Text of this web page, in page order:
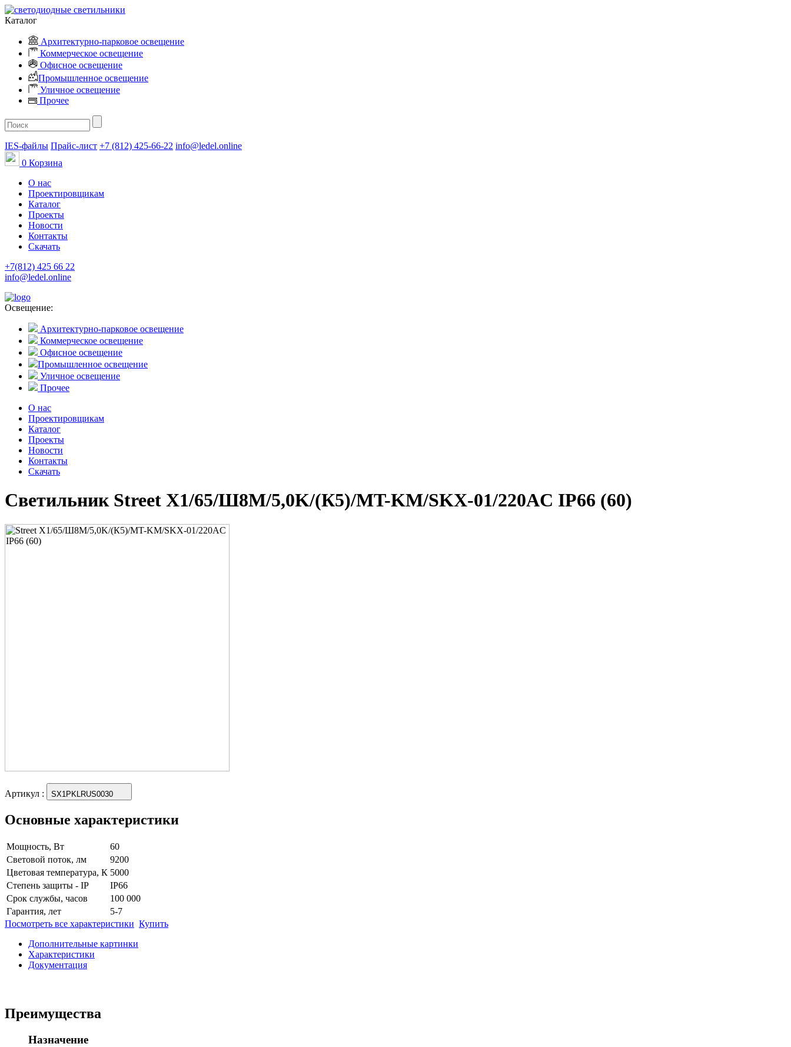
Каталог
Архитектурно-парковое освещение
Коммерческое освещение
Офисное освещение
Промышленное освещение
Уличное освещение
Прочее
IES-файлы Прайс-лист +7 (812) 425-66-22 info@ledel.online
0 Корзина
О нас
Проектировщикам
Каталог
Проекты
Новости
Контакты
Скачать
+7(812) 425 66 22
info@ledel.online
Освещение:
Архитектурно-парковое освещение
Коммерческое освещение
Офисное освещение
Промышленное освещение
Уличное освещение
Прочее
О нас
Проектировщикам
Каталог
Проекты
Новости
Контакты
Скачать
Светильник Street X1/65/Ш8M/5,0K/(К5)/MT-KM/SKX-01/220AC IP66 (60)
Артикул : SX1PKLRUS0030
Основные характеристики
Мощность, Вт
60
Световой поток, лм
9200
Цветовая температура, К 5000
Степень защиты - IP
IP66
Срок службы, часов
100 000
Гарантия, лет
5-7
Посмотреть все характеристики Купить
Дополнительные картинки
Характеристики
Документация
Преимущества
Назначение